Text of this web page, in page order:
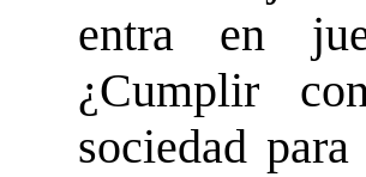
entra en
¿Cumplir
sociedad